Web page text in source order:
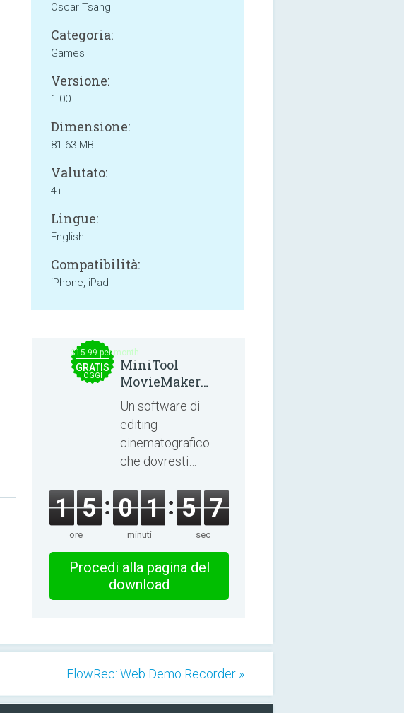
Oscar Tsang
Categoria:
Games
Versione:
1.00
Dimensione:
81.63 MB
Valutato:
4+
Lingue:
English
Compatibilità:
iPhone, iPad
$15.99 per month
GRATIS
OGGI
MiniTool
MovieMaker
8.8.0
Un software di
editing
cinematografico
che dovresti
1 5
ore
0 1
minuti
5 6
sec
Procedi alla pagina del
download
FlowRec: Web Demo Recorder »